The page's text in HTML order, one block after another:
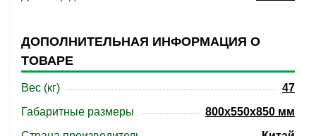
ДОПОЛНИТЕЛЬНАЯ ИНФОРМАЦИЯ О
ТОВАРЕ
Вес (кг)
47
Габаритные размеры
800x550x850 мм